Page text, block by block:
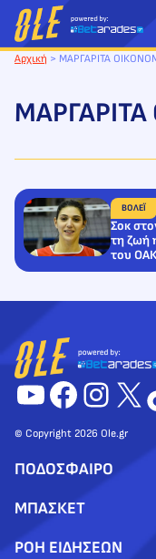
Μετάβαση
στο
περιεχόμενο
Αρχική > ΜΑΡΓΑΡΙΤΑ
ΒΟΛΕΪ
Σοκ
τη ζωή
του
YouTube
X
© Copyright 2026 Ole.gr
ΠΟΔΟΣΦΑΙΡΟ
ΜΠΑΣΚΕΤ
ΡΟΗ ΕΙΔΗΣΕΩΝ